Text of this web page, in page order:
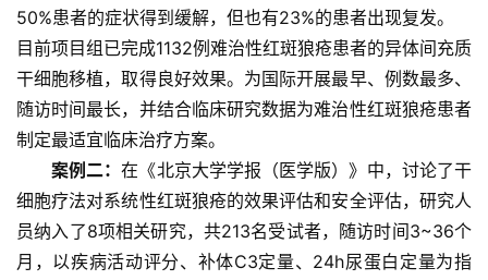
生
医
学
临
转
化
登录 注册
50%患者的症状得到缓解，但也有23%的患者出现复发。
目前项目组已完成1132例难治性红斑狼疮患者的异体间充质
干细胞移植，取得良好效果。为国际开展最早、例数最多、
随访时间最长，并结合临床研究数据为难治性红斑狼疮患者
制定最适宜临床治疗方案。
案例二：在《北京大学学报（医学版）》中，讨论了干
细胞疗法对系统性红斑狼疮的效果评估和安全评估，研究人
员纳入了8项相关研究，共213名受试者，随访时间3~36个
月，以疾病活动评分、补体C3定量、24h尿蛋白定量为指